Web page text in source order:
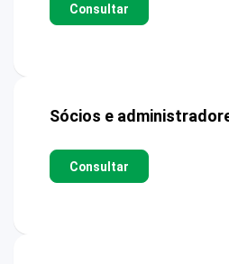
Consultar
Sócios e
Consultar